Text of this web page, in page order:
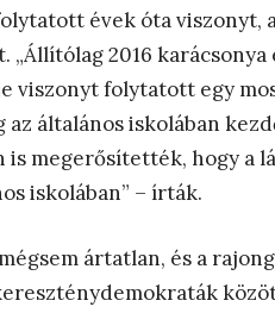
évek óta viszonyt,
„Állítólag 2016
viszonyt folytatott egy
általános iskolában
megerősítették, hogy a
iskolában” – írták.
ártatlan, és a